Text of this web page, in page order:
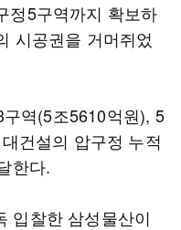
정5구역까지 확보하
시공권을 거머쥐었
역(5조5610억원), 5
건설의 압구정 누적
한다.
입찰한 삼성물산이